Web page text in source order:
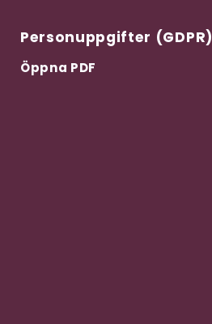
Personuppgifter (GDPR)
Öppna PDF